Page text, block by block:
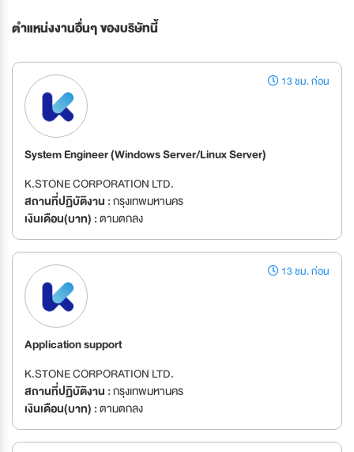
ตำแหน่งงานอื่นๆ ของบริษัทนี้
13 ชม. ก่อน
System Engineer (Windows Server/Linux Server)
K.STONE CORPORATION LTD.
สถานที่ปฏิบัติงาน :กรุงเทพมหานคร
เงินเดือน(บาท) :ตามตกลง
13 ชม. ก่อน
Application support
K.STONE CORPORATION LTD.
สถานที่ปฏิบัติงาน :กรุงเทพมหานคร
เงินเดือน(บาท) :ตามตกลง